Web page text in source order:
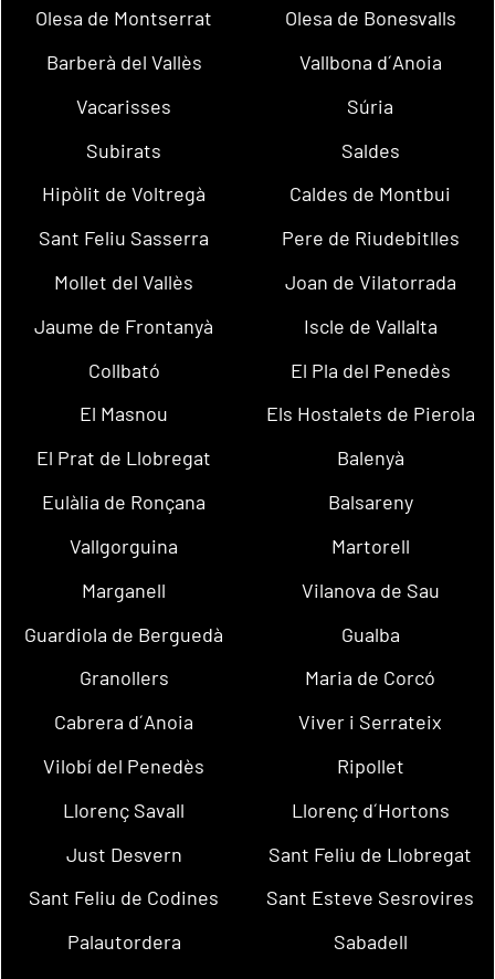
Olesa de Montserrat
Olesa de Bonesvalls
Barberà del Vallès
Vallbona d´Anoia
Vacarisses
Súria
Subirats
Saldes
Hipòlit de Voltregà
Caldes de Montbui
Sant Feliu Sasserra
Pere de Riudebitlles
Mollet del Vallès
Joan de Vilatorrada
Jaume de Frontanyà
Iscle de Vallalta
Collbató
El Pla del Penedès
El Masnou
Els Hostalets de Pierola
El Prat de Llobregat
Balenyà
Eulàlia de Ronçana
Balsareny
Vallgorguina
Martorell
Marganell
Vilanova de Sau
Guardiola de Berguedà
Gualba
Granollers
Maria de Corcó
Cabrera d´Anoia
Viver i Serrateix
Vilobí del Penedès
Ripollet
Llorenç Savall
Llorenç d´Hortons
Just Desvern
Sant Feliu de Llobregat
Sant Feliu de Codines
Sant Esteve Sesrovires
Palautordera
Sabadell